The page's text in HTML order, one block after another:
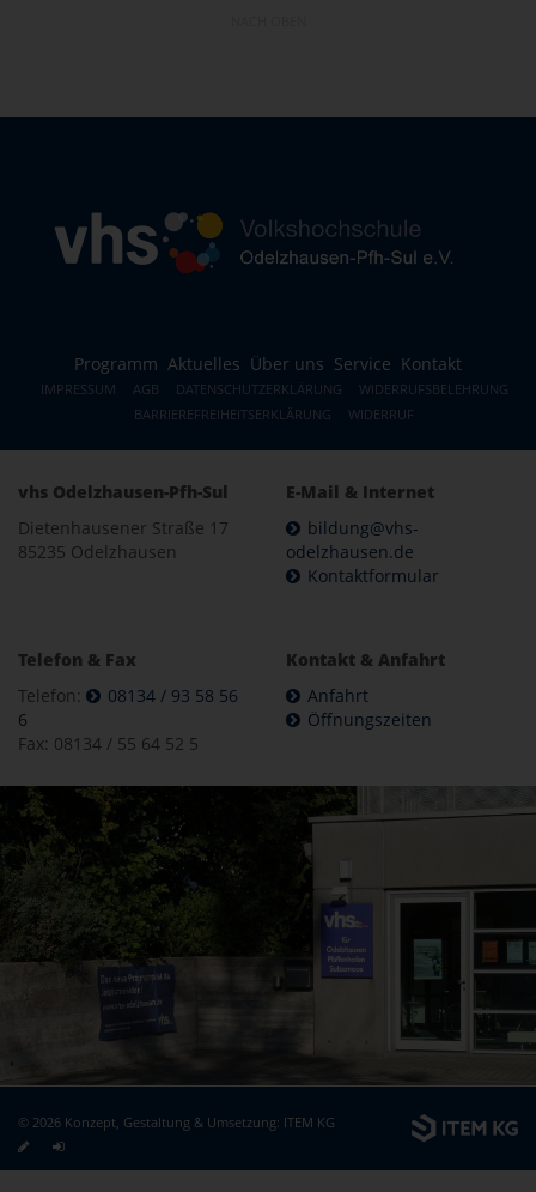
Programm Aktuelles Über uns Service Kontakt
IMPRESSUM AGB DATENSCHUTZERKLÄRUNG
WIDERRUFSBELEHRUNG
BARRIEREFREIHEITSERKLÄRUNG
WIDERRUF
vhs Odelzhausen-Pfh-Sul
Dietenhausener Straße 17
85235 Odelzhausen
E-Mail & Internet
bildung@vhs-
odelzhausen.de
Kontaktformular
Telefon & Fax
Telefon:
08134 / 93 58 56
6
Fax: 08134 / 55 64 52 5
Kontakt & Anfahrt
Anfahrt
Öffnungszeiten
© 2026 Konzept, Gestaltung & Umsetzung: ITEM KG